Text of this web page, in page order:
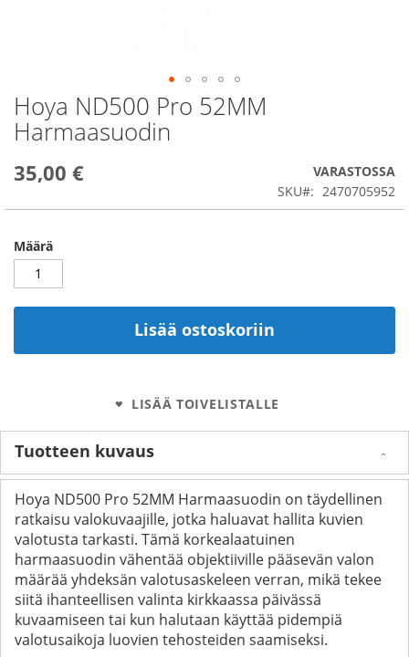
Hoya ND500 Pro 52MM
Harmaasuodin
35,00 €
VARASTOSSA
SKU
2470705952
Määrä
Lisää ostoskoriin
LISÄÄ TOIVELISTALLE
Skip
to
the
of
Tuotteen kuvaus
Hoya ND500 Pro 52MM Harmaasuodin on täydellinen
ratkaisu valokuvaajille, jotka haluavat hallita kuvien
valotusta tarkasti. Tämä korkealaatuinen
harmaasuodin vähentää objektiiville pääsevän valon
määrää yhdeksän valotusaskeleen verran, mikä tekee
siitä ihanteellisen valinta kirkkaassa päivässä
kuvaamiseen tai kun halutaan käyttää pidempiä
valotusaikoja luovien tehosteiden saamiseksi.